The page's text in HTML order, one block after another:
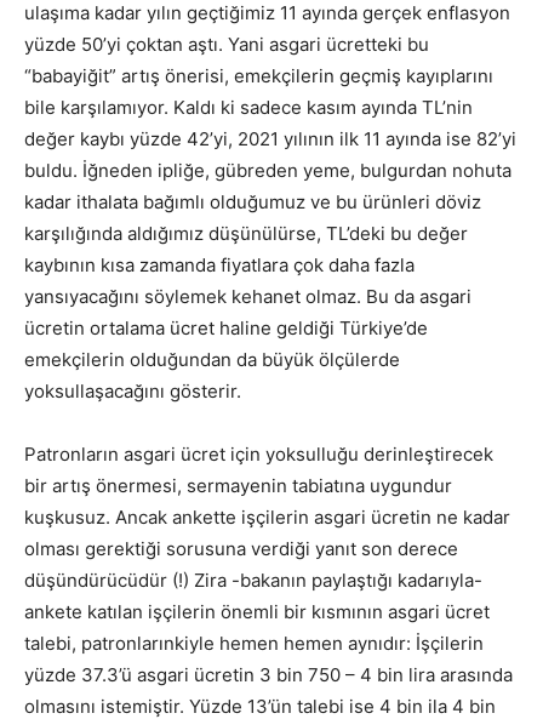
ulaşıma kadar yılın geçtiğimiz 11 ayında gerçek enflasyon
yüzde 50’yi çoktan aştı. Yani asgari ücretteki bu
“babayiğit” artış önerisi, emekçilerin geçmiş kayıplarını
bile karşılamıyor. Kaldı ki sadece kasım ayında TL’nin
değer kaybı yüzde 42’yi, 2021 yılının ilk 11 ayında ise 82’yi
buldu. İğneden ipliğe, gübreden yeme, bulgurdan nohuta
kadar ithalata bağımlı olduğumuz ve bu ürünleri döviz
karşılığında aldığımız düşünülürse, TL’deki bu değer
kaybının kısa zamanda fiyatlara çok daha fazla
yansıyacağını söylemek kehanet olmaz. Bu da asgari
ücretin ortalama ücret haline geldiği Türkiye’de
emekçilerin olduğundan da büyük ölçülerde
yoksullaşacağını gösterir.
Patronların asgari ücret için yoksulluğu derinleştirecek
bir artış önermesi, sermayenin tabiatına uygundur
kuşkusuz. Ancak ankette işçilerin asgari ücretin ne kadar
olması gerektiği sorusuna verdiği yanıt son derece
düşündürücüdür (!) Zira -bakanın paylaştığı kadarıyla-
ankete katılan işçilerin önemli bir kısmının asgari ücret
talebi, patronlarınkiyle hemen hemen aynıdır: İşçilerin
yüzde 37.3’ü asgari ücretin 3 bin 750 – 4 bin lira arasında
olmasını istemiştir. Yüzde 13’ün talebi ise 4 bin ila 4 bin